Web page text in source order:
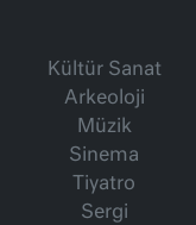
Kültür Sanat
Arkeoloji
Müzik
Sinema
Tiyatro
Sergi